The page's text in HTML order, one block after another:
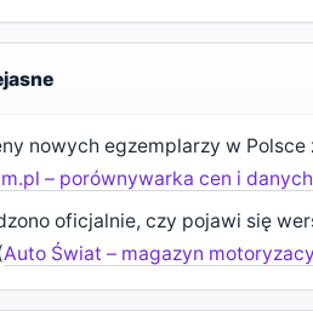
nowych egzemplarzy w
– porównywarka cen i danych
oficjalnie, czy pojawi się
Auto Świat – magazyn